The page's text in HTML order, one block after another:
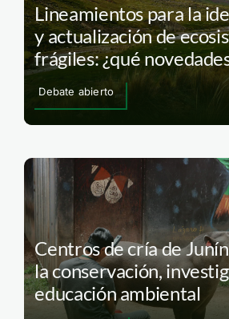
Lineamientos para la
y actualización de
frágiles: ¿qué
Debate abierto
Centros de cría de
la conservación,
educación ambiental